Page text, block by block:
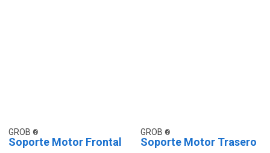
GROB
Soporte Motor Frontal
GROB
Soporte Motor Trasero